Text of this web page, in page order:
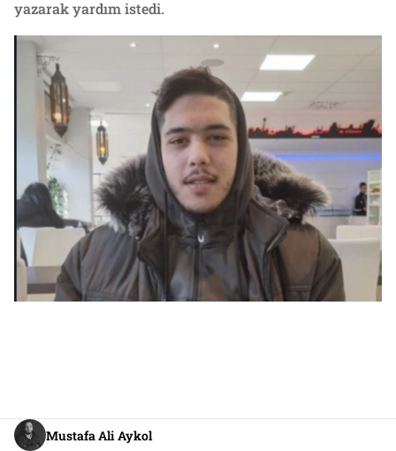
yazarak yardım istedi.
Mustafa Ali Aykol